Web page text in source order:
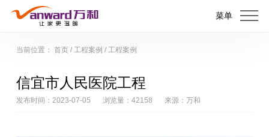
菜单
当前位置： 首页/ 工程案例 / 工程案例
信宜市人民医院工程
发布时间：2023-07-05 浏览量：42158 来源：万和